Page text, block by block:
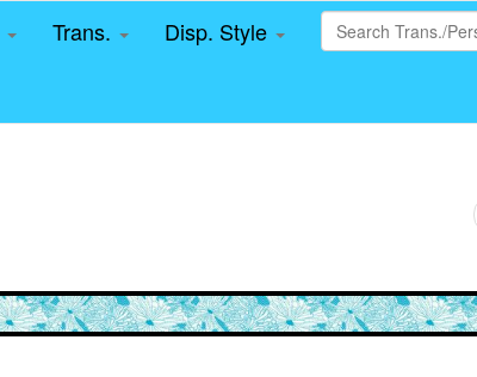
Trans. Disp. Style